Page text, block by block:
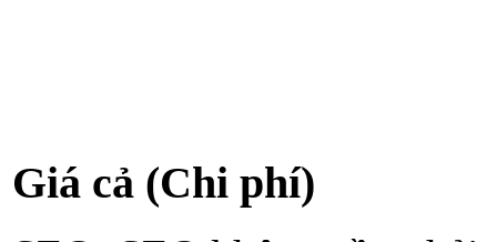
Giá cả (Chi phí)